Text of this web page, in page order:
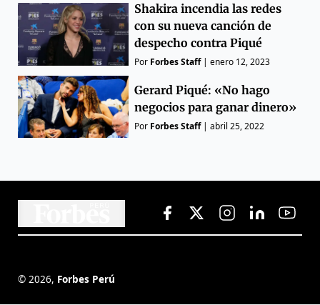
Shakira incendia las redes
con su nueva canción de
despecho contra Piqué
Por Forbes Staff|enero 12, 2023
Gerard Piqué: «No hago
negocios para ganar dinero»
Por Forbes Staff|abril 25, 2022
© 2026, Forbes Perú